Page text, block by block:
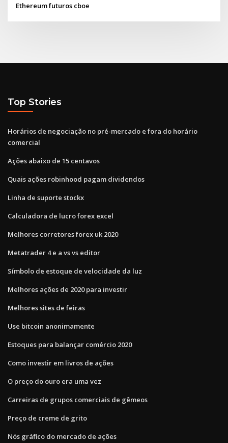
Ethereum futuros cboe
Top Stories
Horários de negociação no pré-mercado e fora do horário
comercial
Ações abaixo de 15 centavos
Quais ações robinhood pagam dividendos
Linha de suporte stockx
Calculadora de lucro forex excel
Melhores corretores forex uk 2020
Metatrader 4 e a vs vs editor
Símbolo de estoque de velocidade da luz
Melhores ações de 2020 para investir
Melhores sites de feiras
Use bitcoin anonimamente
Estoques para balançar comércio 2020
Como investir em livros de ações
O preço do ouro era uma vez
Carreiras de grupos comerciais de gêmeos
Preço de creme de grito
Nós gráfico do mercado de ações